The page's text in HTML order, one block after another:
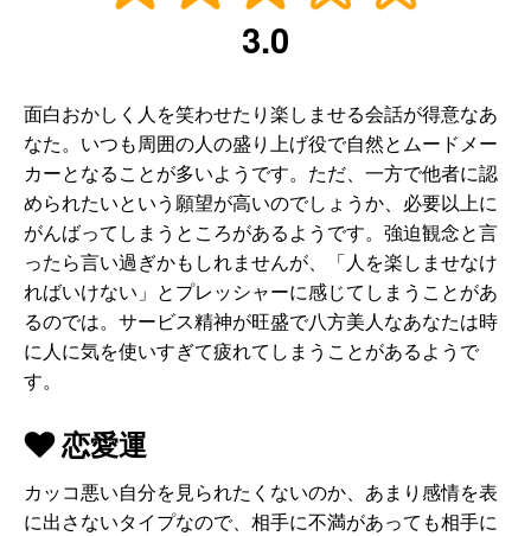
3.0
面白おかしく人を笑わせたり楽しませる会話が得意なあ
なた。いつも周囲の人の盛り上げ役で自然とムードメー
カーとなることが多いようです。ただ、一方で他者に認
められたいという願望が高いのでしょうか、必要以上に
がんばってしまうところがあるようです。強迫観念と言
ったら言い過ぎかもしれませんが、「人を楽しませなけ
ればいけない」とプレッシャーに感じてしまうことがあ
るのでは。サービス精神が旺盛で八方美人なあなたは時
に人に気を使いすぎて疲れてしまうことがあるようで
す。
恋愛運
カッコ悪い自分を見られたくないのか、あまり感情を表
に出さないタイプなので、相手に不満があっても相手に